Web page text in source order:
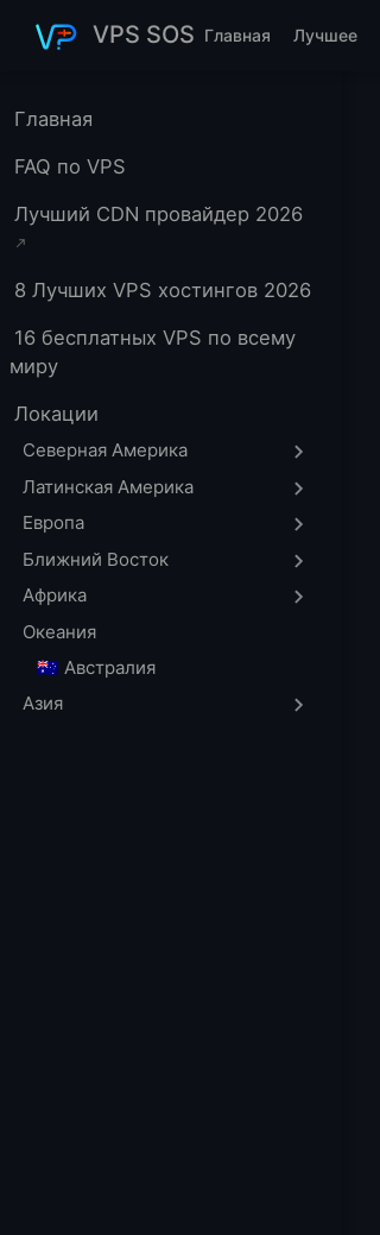
VPS SOS Главная Лучшее
Главная
FAQ по VPS
Лучший CDN провайдер 2026
8 Лучших VPS хостингов 2026
16 бесплатных VPS по всему
миру
Локации
Северная Америка
Латинская Америка
Европа
Ближний Восток
Африка
Океания
🇦🇺 Австралия
Азия